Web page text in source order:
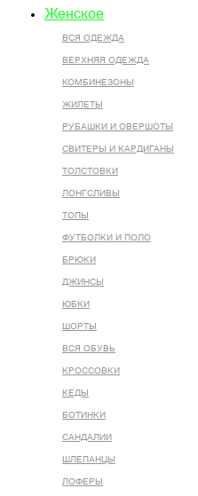
Женское
ВСЯ ОДЕЖДА
ВЕРХНЯЯ ОДЕЖДА
КОМБИНЕЗОНЫ
ЖИЛЕТЫ
РУБАШКИ И ОВЕРШОТЫ
СВИТЕРЫ И КАРДИГАНЫ
ТОЛСТОВКИ
ЛОНГСЛИВЫ
ТОПЫ
ФУТБОЛКИ И ПОЛО
БРЮКИ
ДЖИНСЫ
ЮБКИ
ШОРТЫ
ВСЯ ОБУВЬ
КРОССОВКИ
КЕДЫ
БОТИНКИ
САНДАЛИИ
ШЛЕПАНЦЫ
ЛОФЕРЫ